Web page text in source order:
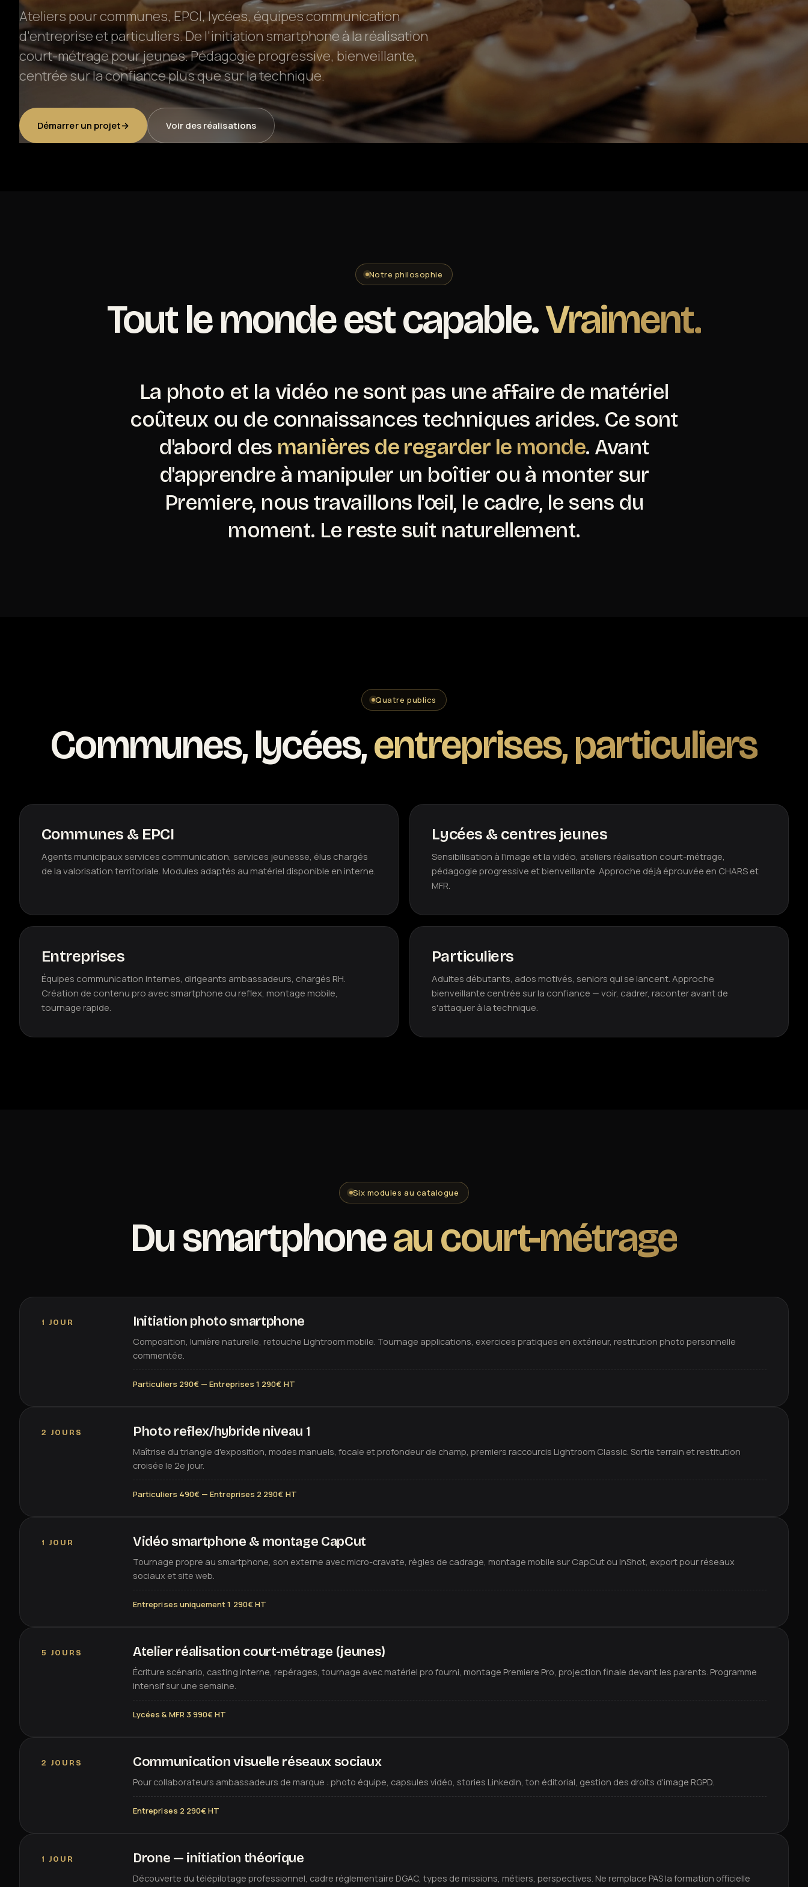
Formation photo & vidéo
Animations événementielles
Création web & social
Location matériel
Ateliers pour communes, EPCI, lycées, équipes communication
d'entreprise et particuliers. De l'initiation smartphone à la réalisation
court-métrage pour jeunes. Pédagogie progressive, bienveillante,
centrée sur la confiance plus que sur la technique.
Démarrer un projet→ Voir des réalisations
Notre philosophie
Tout le monde est capable.Vraiment.
La photo et la vidéo ne sont pas une affaire de matériel
coûteux ou de connaissances techniques arides. Ce sont
d'abord des manières de regarder le monde. Avant
d'apprendre à manipuler un boîtier ou à monter sur
Premiere, nous travaillons l'œil, le cadre, le sens du
moment. Le reste suit naturellement.
Quatre publics
Communes, lycées,entreprises, particuliers
Communes & EPCI
Agents municipaux services communication, services jeunesse, élus chargés
de la valorisation territoriale. Modules adaptés au matériel disponible en interne.
Lycées & centres jeunes
Sensibilisation à l'image et la vidéo, ateliers réalisation court-métrage,
pédagogie progressive et bienveillante. Approche déjà éprouvée en CHARS et
MFR.
Entreprises
Équipes communication internes, dirigeants ambassadeurs, chargés RH.
Création de contenu pro avec smartphone ou reflex, montage mobile,
tournage rapide.
Particuliers
Adultes débutants, ados motivés, seniors qui se lancent. Approche
bienveillante centrée sur la confiance — voir, cadrer, raconter avant de
s'attaquer à la technique.
Six modules au catalogue
Du smartphoneau court-métrage
1 JOUR Initiation photo smartphone
Composition, lumière naturelle, retouche Lightroom mobile. Tournage applications, exercices pratiques en extérieur, restitution photo personnelle
commentée.
Particuliers 290€ — Entreprises 1 290€ HT
2 JOURS Photo reflex/hybride niveau 1
Maîtrise du triangle d'exposition, modes manuels, focale et profondeur de champ, premiers raccourcis Lightroom Classic. Sortie terrain et restitution
croisée le 2e jour.
Particuliers 490€ — Entreprises 2 290€ HT
1 JOUR Vidéo smartphone & montage CapCut
Tournage propre au smartphone, son externe avec micro-cravate, règles de cadrage, montage mobile sur CapCut ou InShot, export pour réseaux
sociaux et site web.
Entreprises uniquement 1 290€ HT
5 JOURS Atelier réalisation court-métrage (jeunes)
Écriture scénario, casting interne, repérages, tournage avec matériel pro fourni, montage Premiere Pro, projection finale devant les parents. Programme
intensif sur une semaine.
Lycées & MFR 3 990€ HT
2 JOURS Communication visuelle réseaux sociaux
Pour collaborateurs ambassadeurs de marque : photo équipe, capsules vidéo, stories LinkedIn, ton éditorial, gestion des droits d'image RGPD.
Entreprises 2 290€ HT
1 JOUR Drone — initiation théorique
Découverte du télépilotage professionnel, cadre réglementaire DGAC, types de missions, métiers, perspectives. Ne remplace PAS la formation officielle